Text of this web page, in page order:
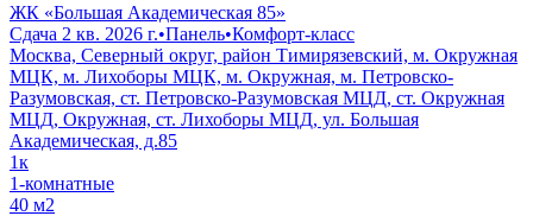
ЖК «Большая Академическая 85»
Сдача 2 кв. 2026 г.•Панель•Комфорт-класс
Москва, Северный округ, район Тимирязевский, м. Окружная
МЦК, м. Лихоборы МЦК, м. Окружная, м. Петровско-
Разумовская, ст. Петровско-Разумовская МЦД, ст. Окружная
МЦД, Окружная, ст. Лихоборы МЦД, ул. Большая
Академическая, д.85
1к
1-комнатные
40 м2